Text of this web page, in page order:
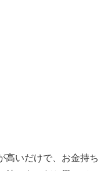
高いだけで、お金持ち